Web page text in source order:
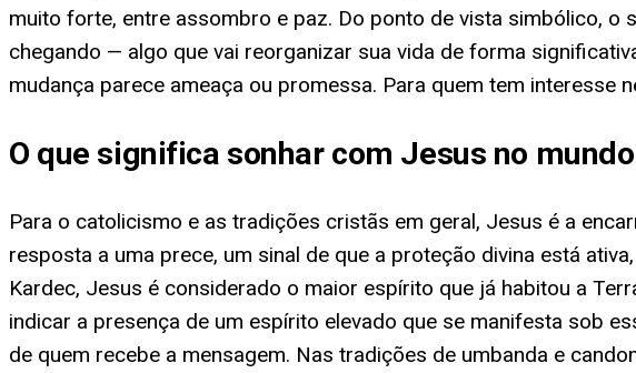
muito forte, entre assombro e paz. Do ponto de vista simbólico,
chegando — algo que vai reorganizar sua vida de forma
mudança parece ameaça ou promessa. Para quem tem interesse
O que significa sonhar com Jesus no
Para o catolicismo e as tradições cristãs em geral, Jesus é a
resposta a uma prece, um sinal de que a proteção divina está
Kardec, Jesus é considerado o maior espírito que já habitou a
indicar a presença de um espírito elevado que se manifesta sob
de quem recebe a mensagem. Nas tradições de umbanda e